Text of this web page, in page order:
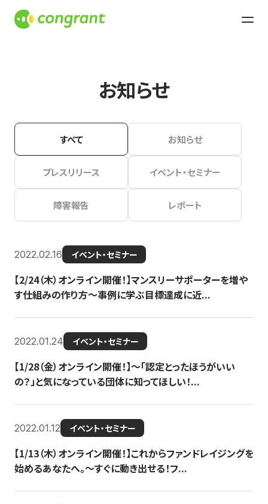
お知らせ
すべて お知らせ
プレスリリース イベント・セミナー
障害報告 レポート
2022.02.16 イベント・セミナー
【2/24（木）オンライン開催！】マンスリーサポーターを増や
す仕組みの作り方〜事例に学ぶ目標達成に近...
2022.01.24 イベント・セミナー
【1/28（金）オンライン開催！】〜「認定とったほうがいい
の？」と気になっている団体に知ってほしい！...
2022.01.12 イベント・セミナー
【1/13（木）オンライン開催！】これからファンドレイジングを
始めるあなたへ。〜すぐに動き出せる！フ...